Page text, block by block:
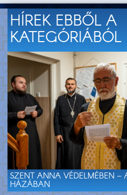
HÍREK EBBŐL A
KATEGÓRIÁBÓL
SZENT ANNA VÉDELMÉBEN –
HÁZÁBAN